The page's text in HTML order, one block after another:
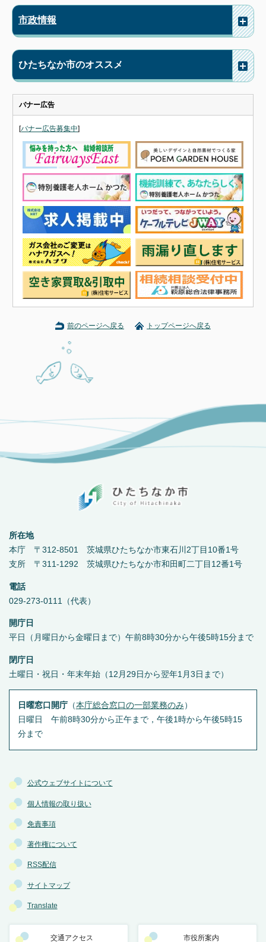
市政情報
ひたちなか市のオススメ
バナー広告
[バナー広告募集中]
前のページへ戻る トップページへ戻る
公式ウェブサイトについて
個人情報の取り扱い
免責事項
著作権について
RSS配信
サイトマップ
Translate
交通アクセス 市役所案内
所在地
本庁 〒312-8501 茨城県ひたちなか市東石川2丁目10番1号
支所 〒311-1292 茨城県ひたちなか市和田町二丁目12番1号
電話
029-273-0111（代表）
開庁日
平日（月曜日から金曜日まで）午前8時30分から午後5時15分まで
閉庁日
土曜日・祝日・年末年始（12月29日から翌年1月3日まで）
日曜窓口開庁（本庁総合窓口の一部業務のみ ）
日曜日 午前8時30分から正午まで，午後1時から午後5時15
分まで